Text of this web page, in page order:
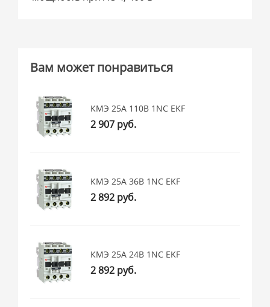
Вам может понравиться
КМЭ 25А 110В 1NC EKF
2 907 руб.
КМЭ 25А 36В 1NC EKF
2 892 руб.
КМЭ 25А 24В 1NC EKF
2 892 руб.